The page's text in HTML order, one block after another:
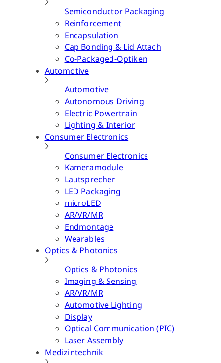
Semiconductor Packaging
Reinforcement
Encapsulation
Cap Bonding & Lid Attach
Co-Packaged-Optiken
Automotive
Automotive
Autonomous Driving
Electric Powertrain
Lighting & Interior
Consumer Electronics
Consumer Electronics
Kameramodule
Lautsprecher
LED Packaging
microLED
AR/VR/MR
Endmontage
Wearables
Optics & Photonics
Optics & Photonics
Imaging & Sensing
AR/VR/MR
Automotive Lighting
Display
Optical Communication (PIC)
Laser Assembly
Medizintechnik